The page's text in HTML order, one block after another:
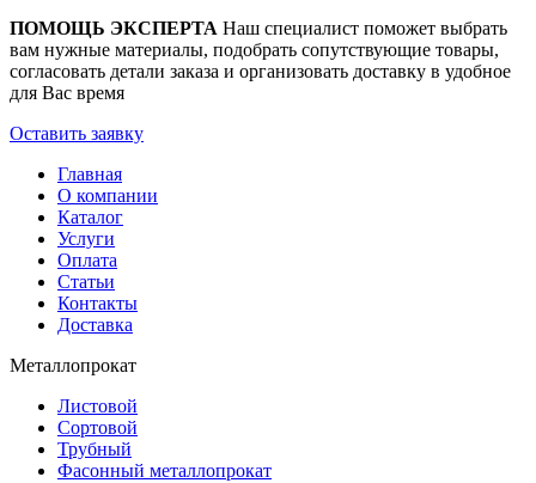
ПОМОЩЬ ЭКСПЕРТА Наш специалист поможет выбрать
вам нужные материалы, подобрать сопутствующие товары,
согласовать детали заказа и организовать доставку в удобное
для Вас время
Оставить заявку
Главная
О компании
Каталог
Услуги
Оплата
Статьи
Контакты
Доставка
Металлопрокат
Листовой
Сортовой
Трубный
Фасонный металлопрокат